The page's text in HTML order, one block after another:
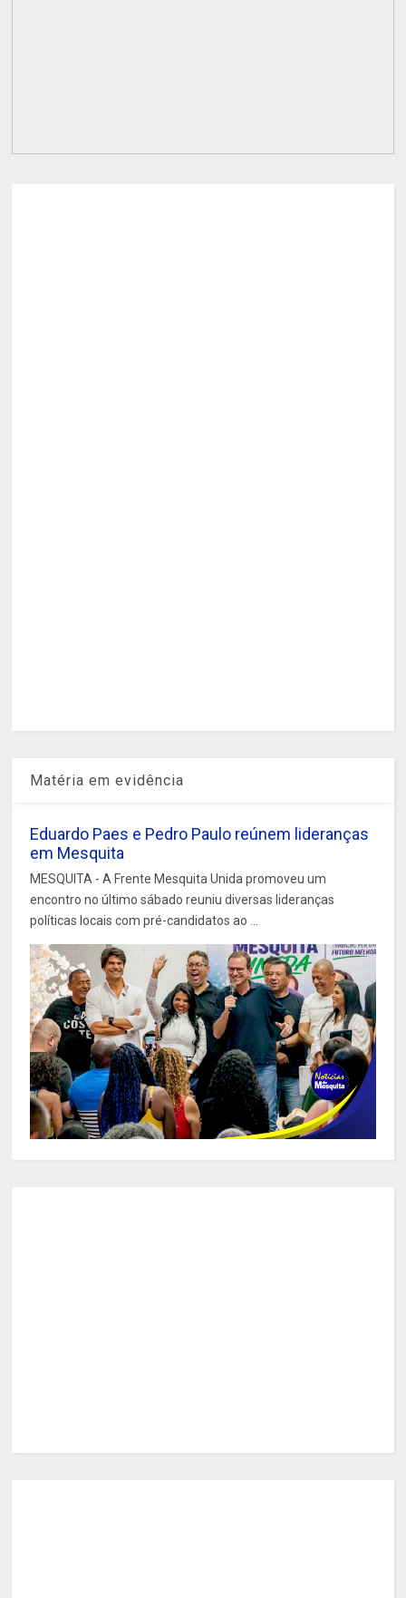
Matéria em evidência
Eduardo Paes e Pedro Paulo reúnem lideranças
em Mesquita
MESQUITA - A Frente Mesquita Unida promoveu um
encontro no último sábado reuniu diversas lideranças
políticas locais com pré-candidatos ao ...